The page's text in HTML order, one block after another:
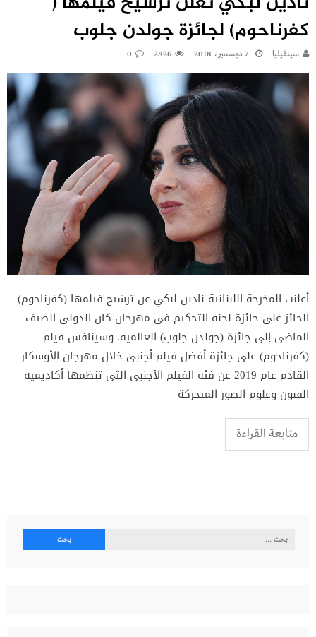
كفرناحوم​) لجائزة جولدن جلوب
سينفيليا 7 ديسمبر، 2018 2826
0
أعلنت المخرجة اللبنانية نادين لبكي عن ترشيح فيلمها (​كفرناحوم​)
الحائز على جائزة لجنة التحكيم في مهرجان كان الدولي الصيف
الماضي إلى جائزة (جولدن جلوب) العالمية. وسينافس فيلم
(كفرناحوم) على جائزة أفضل فيلم أجنبي خلال مهرجان الأوسكار
القادم عام 2019 عن فئة الفيلم الأجنبي التي تنظمها أكاديمية
الفنون وعلوم الصور المتحركة
متابعة القراءة
البحث